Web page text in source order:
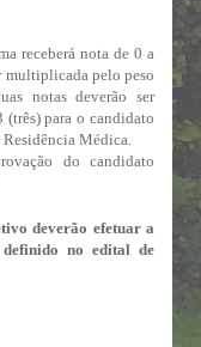
receberá nota de 0 a
multiplicada pelo peso
notas deverão ser
para o candidato
Médica.
do candidato
deverão efetuar a
no edital de